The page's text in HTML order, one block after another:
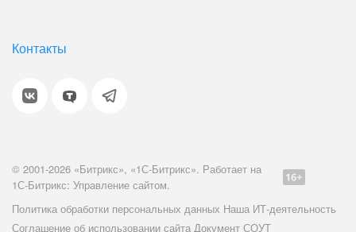
Контакты
© 2001-2026 «Битрикс», «1С-Битрикс». Работает на
1С-Битрикс: Управление сайтом.
Политика обработки персональных данных Наша ИТ-деятельность
Соглашение об использовании сайта Документ СОУТ